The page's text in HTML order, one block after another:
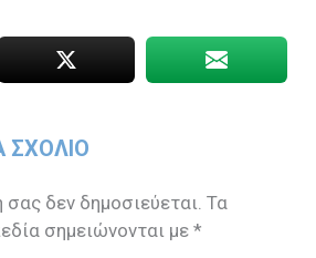
ΣΧΌΛΙΟ
δεν δημοσιεύεται. Τα
σημειώνονται με*